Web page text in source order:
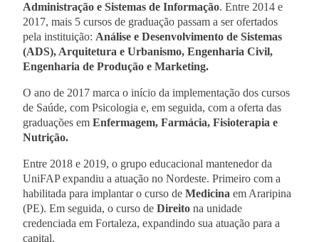
Administração e Sistemas de Informação. Entre 2014 e
2017, mais 5 cursos de graduação passam a ser ofertados
pela instituição: Análise e Desenvolvimento de Sistemas
(ADS), Arquitetura e Urbanismo, Engenharia Civil,
Engenharia de Produção e Marketing.
O ano de 2017 marca o início da implementação dos cursos
de Saúde, com Psicologia e, em seguida, com a oferta das
graduações em Enfermagem, Farmácia, Fisioterapia e
Nutrição.
Entre 2018 e 2019, o grupo educacional mantenedor da
UniFAP expandiu a atuação no Nordeste. Primeiro com a
habilitada para implantar o curso de Medicina em Araripina
(PE). Em seguida, o curso de Direito na unidade
credenciada em Fortaleza, expandindo sua atuação para a
capital.